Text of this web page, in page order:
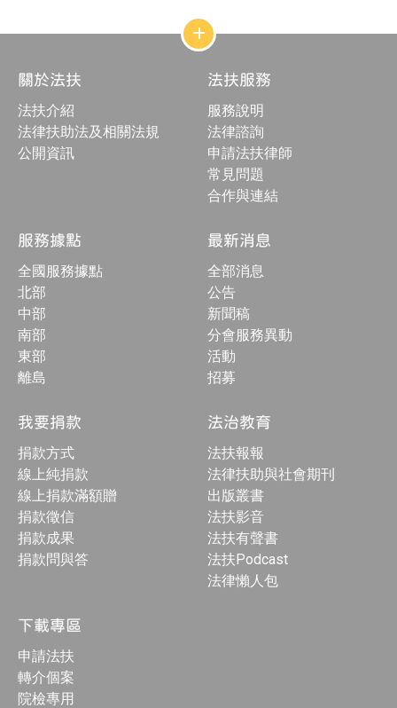
網
站
結
構
合
按
鈕
關於法扶
法扶介紹
法律扶助法及相關法規
公開資訊
法扶服務
服務說明
法律諮詢
申請法扶律師
常見問題
合作與連結
服務據點
全國服務據點
北部
中部
南部
東部
離島
最新消息
全部消息
公告
新聞稿
分會服務異動
活動
招募
我要捐款
捐款方式
線上純捐款
線上捐款滿額贈
捐款徵信
捐款成果
捐款問與答
法治教育
法扶報報
法律扶助與社會期刊
出版叢書
法扶影音
法扶有聲書
法扶Podcast
法律懶人包
下載專區
申請法扶
轉介個案
院檢專用